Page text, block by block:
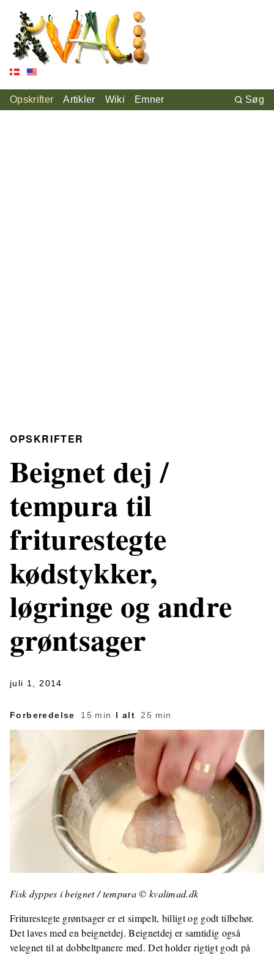
Opskrifter Artikler Wiki Emner Søg
OPSKRIFTER
Beignet dej /
tempura til
friturestegte
kødstykker,
løgringe og andre
grøntsager
juli 1, 2014
Forberedelse 15 min · I alt 25 min
Fisk dyppes i beignet / tempura © kvalimad.dk
Friturestegte grøntsager er et simpelt, billigt og godt tilbehør.
Det laves med en beignetdej. Beignetdej er samtidig også
velegnet til at dobbeltpanere med. Det holder rigtigt godt på